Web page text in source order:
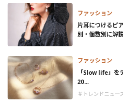
ファッション
片耳につけるピ
別・個数別に解
ファッション
「Slow life」
20...
＃トレンドニュー